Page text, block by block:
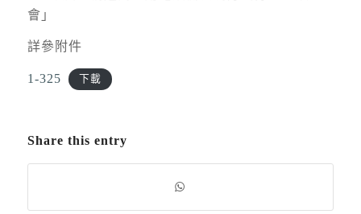
會」
詳參附件
1-325 下載
Share this entry